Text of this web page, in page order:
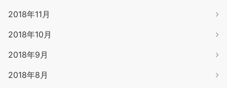
2018年11月
2018年10月
2018年9月
2018年8月